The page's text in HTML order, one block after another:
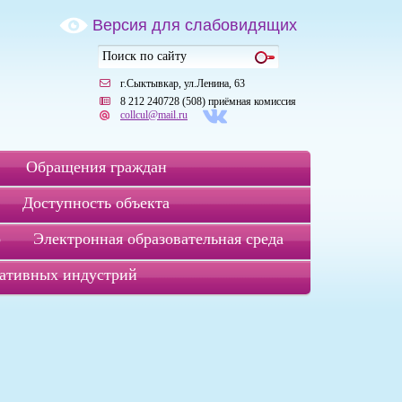
Версия для слабовидящих
г.Сыктывкар, ул.Ленина, 63
8 212 240728 (508) приёмная комиссия
collcul@mail.ru
Обращения граждан
Доступность объекта
Электронная образовательная среда
индустрий